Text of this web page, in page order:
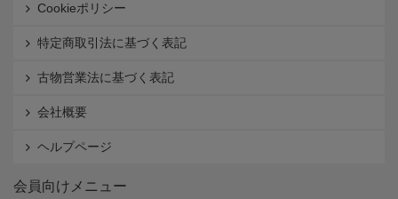
Cookieポリシー
特定商取引法に基づく表記
古物営業法に基づく表記
会社概要
ヘルプページ
会員向けメニュー